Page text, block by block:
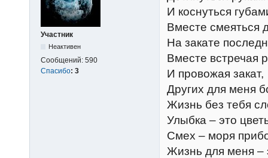
Участник
Неактивен
Сообщений: 590
Спасибо: 3
И коснуться
Вместе смеяться
На закате
Вместе встречая
И провожая закат,
Других для меня
Жизнь без тебя
Улыбка – это
Смех – моря
Жизнь для меня –